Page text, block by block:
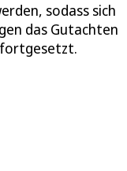
sodass sich
das Gutachten
fortgesetzt.